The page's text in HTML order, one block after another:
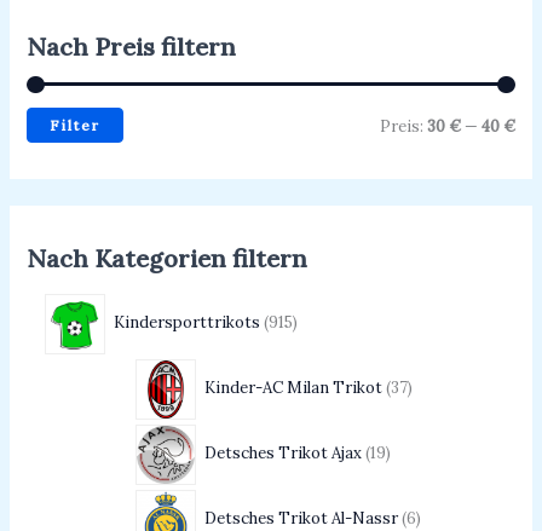
Nach Preis filtern
Filter Preis: 30 €— 40 €
Nach Kategorien filtern
Kindersporttrikots 915
Kinder-AC Milan Trikot 37
Detsches Trikot Ajax 19
Detsches Trikot Al-Nassr 6